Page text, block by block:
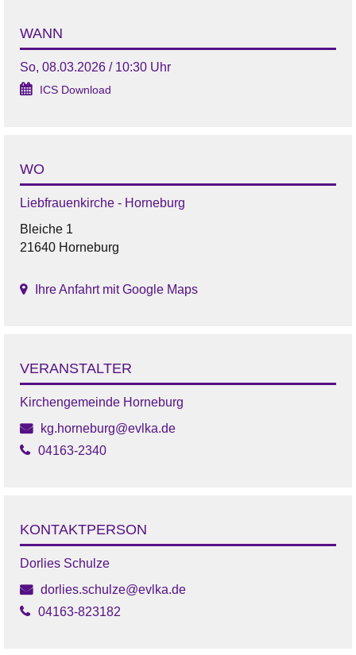
WANN
So, 08.03.2026 / 10:30 Uhr
ICS Download
WO
Liebfrauenkirche - Horneburg
Bleiche 1
21640 Horneburg
Ihre Anfahrt mit Google Maps
VERANSTALTER
Kirchengemeinde Horneburg
kg.horneburg@evlka.de
04163-2340
KONTAKTPERSON
Dorlies Schulze
dorlies.schulze@evlka.de
04163-823182